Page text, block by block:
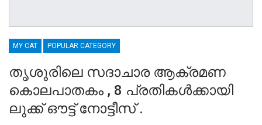
MY CAT POPULAR CATEGORY
തൃശൂരിലെ സദാചാര ആക്രമണ
കൊലപാതകം , 8 പ്രതികൾക്കായി
ലുക്ക് ഔട്ട് നോട്ടീസ് .